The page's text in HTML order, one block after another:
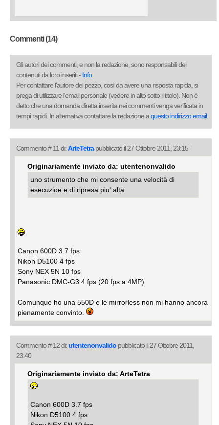
Commenti (14)
Gli autori dei commenti, e non la redazione, sono responsabili dei
contenuti da loro inseriti - Info
Per contattare l'autore del pezzo, così da avere una risposta rapida, si
prega di utilizzare l'email personale (vedere in alto sotto il titolo). Non è
detto che una domanda diretta inserita nei commenti venga verificata in
tempi rapidi. In alternativa contattare la redazione aquesto indirizzo email.
Commento # 11 di:ArteTetrapubblicato il 27 Ottobre 2011, 23:15
Originariamente inviato da: utentenonvalido
uno strumento che mi consente una velocità di
esecuzioe e di ripresa piu' alta
Canon 600D 3.7 fps
Nikon D5100 4 fps
Sony NEX 5N 10 fps
Panasonic DMC-G3 4 fps (20 fps a 4MP)
Comunque ho una 550D e le mirrorless non mi hanno ancora
pienamente convinto.
Commento # 12 di:utentenonvalido pubblicato il 27 Ottobre 2011,
23:40
Originariamente inviato da: ArteTetra
Canon 600D 3.7 fps
Nikon D5100 4 fps